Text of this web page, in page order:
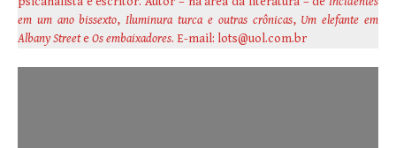
em um ano bissexto,Iluminura turca e outras crônicas, Um elefante em
Albany StreeteOs embaixadores. E-mail: lots@uol.com.br